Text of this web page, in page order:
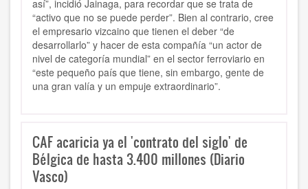
así”, incidió Jainaga, para recordar que se trata de
“activo que no se puede perder”. Bien al contrario, cree
el empresario vizcaino que tienen el deber “de
desarrollarlo” y hacer de esta compañía “un actor de
nivel de categoría mundial” en el sector ferroviario en
“este pequeño país que tiene, sin embargo, gente de
una gran valía y un empuje extraordinario”.
CAF acaricia ya el 'contrato del siglo' de
Bélgica de hasta 3.400 millones (Diario
Vasco)